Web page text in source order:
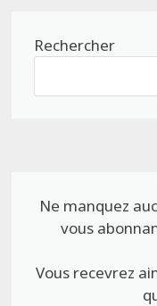
Rechercher
Ne manquez
vous
Vous recevrez